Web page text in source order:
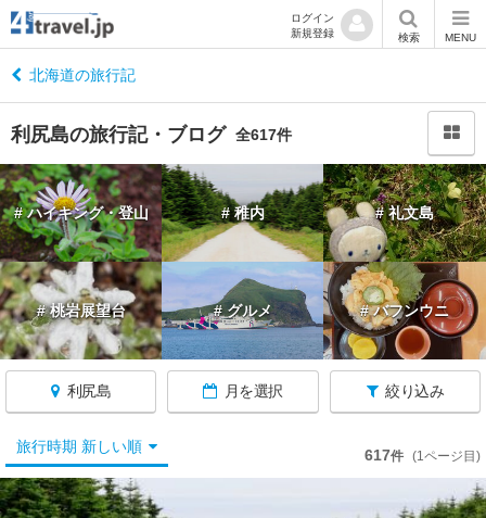
ログイン
新規登録
検索 MENU
北海道の旅行記
利尻島の旅行記・ブログ 全617件
# ハイキング・登山 # 稚内 # 礼文島
# 桃岩展望台 # グルメ # バフンウニ
利尻島 月を選択 絞り込み
北
海
道
へ
戻
る
北
道
す
べ
て
旅行時期 新しい順 617件 (1ページ目)